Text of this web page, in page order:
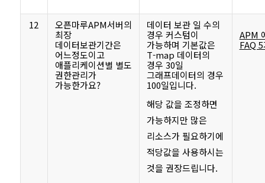
12
오픈마루APM서버의
최장
데이터보관기간은
어느정도이고
애플리케이션별 별도
권한관리가
가능한가요?
데이터 보관 일 수의
경우 커스텀이
가능하며 기본값은
T-map 데이터의
경우 30일
그래프데이터의 경우
100일입니다.
해당 값을 조정하면
가능하지만 많은
리소스가 필요하기에
적당값을 사용하시는
것을 권장드립니다.
APM
FAQ